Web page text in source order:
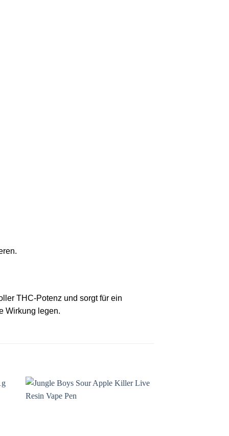
THC-Potenz und sorgt für ein
Wirkung legen.